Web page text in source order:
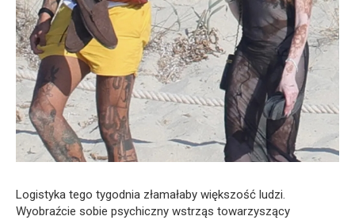
Logistyka tego tygodnia złamałaby większość ludzi.
Wyobraźcie sobie psychiczny wstrząs towarzyszący